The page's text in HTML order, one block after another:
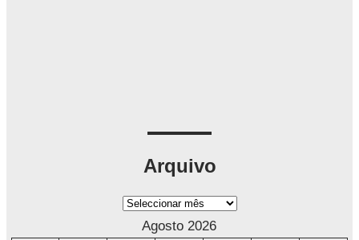
Arquivo
A
Agosto 2026